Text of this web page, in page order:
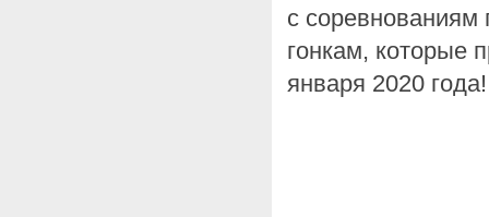
с
гонкам, которые
января 2020 года!